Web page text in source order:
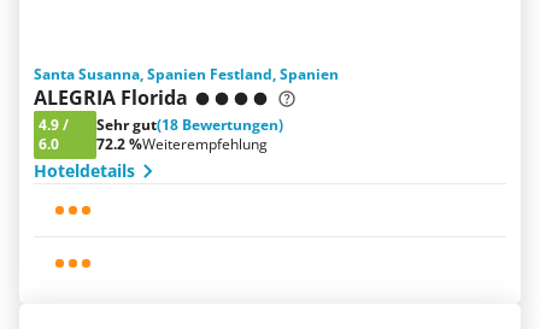
Santa Susanna, Spanien Festland, Spanien
ALEGRIA Florida
4.9/
6.0
Sehr gut(18 Bewertungen)
72.2 %Weiterempfehlung
Hoteldetails